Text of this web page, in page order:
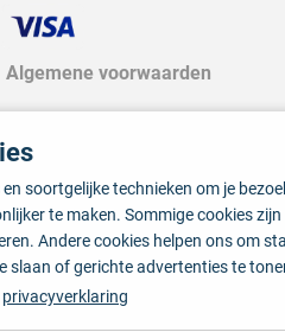
Algemene voorwaarden
soortgelijke technieken om je
te maken. Sommige cookies
Andere cookies helpen ons om
slaan of gerichte advertenties te
privacyverklaring